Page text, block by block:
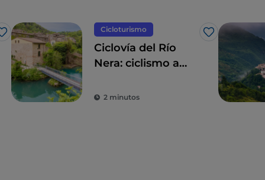
Me gusta
Cicloturismo
Me gusta
Ciclovía del Río
Nera: ciclismo a
y cascadas
2 minutos